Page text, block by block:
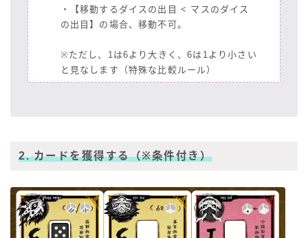
・【移動するダイスの出目 < マスのダイス
の出目】の場合、移動不可。
※ただし、1は6より大きく、6は1より小さい
と見なします（特殊な比較ルール）
2. カードを獲得する（※条件付き）